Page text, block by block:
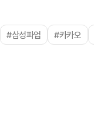
#삼성파업 #카카오